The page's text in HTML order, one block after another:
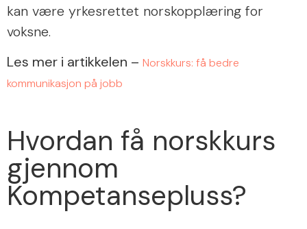
kan være yrkesrettet norskopplæring for
voksne.
Les mer i artikkelen – Norskkurs: få bedre
kommunikasjon på jobb
Hvordan få norskkurs
gjennom
Kompetansepluss?